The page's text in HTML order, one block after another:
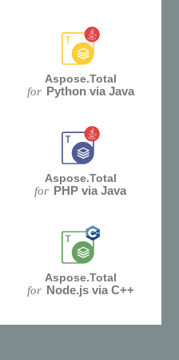
Aspose.Total
for Python via Java
Aspose.Total
for PHP via Java
Aspose.Total
for Node.js via C++